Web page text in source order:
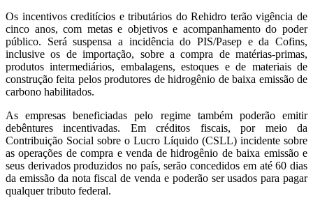
Os incentivos creditícios e tributários do Rehidro terão vigência de
cinco anos, com metas e objetivos e acompanhamento do poder
público. Será suspensa a incidência do PIS/Pasep e da Cofins,
inclusive os de importação, sobre a compra de matérias-primas,
produtos intermediários, embalagens, estoques e de materiais de
construção feita pelos produtores de hidrogênio de baixa emissão de
carbono habilitados.
As empresas beneficiadas pelo regime também poderão emitir
debêntures incentivadas. Em créditos fiscais, por meio da
Contribuição Social sobre o Lucro Líquido (CSLL) incidente sobre
as operações de compra e venda de hidrogênio de baixa emissão e
seus derivados produzidos no país, serão concedidos em até 60 dias
da emissão da nota fiscal de venda e poderão ser usados para pagar
qualquer tributo federal.